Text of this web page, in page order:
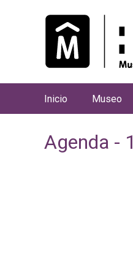
Agenda -
n
Inicio Museo